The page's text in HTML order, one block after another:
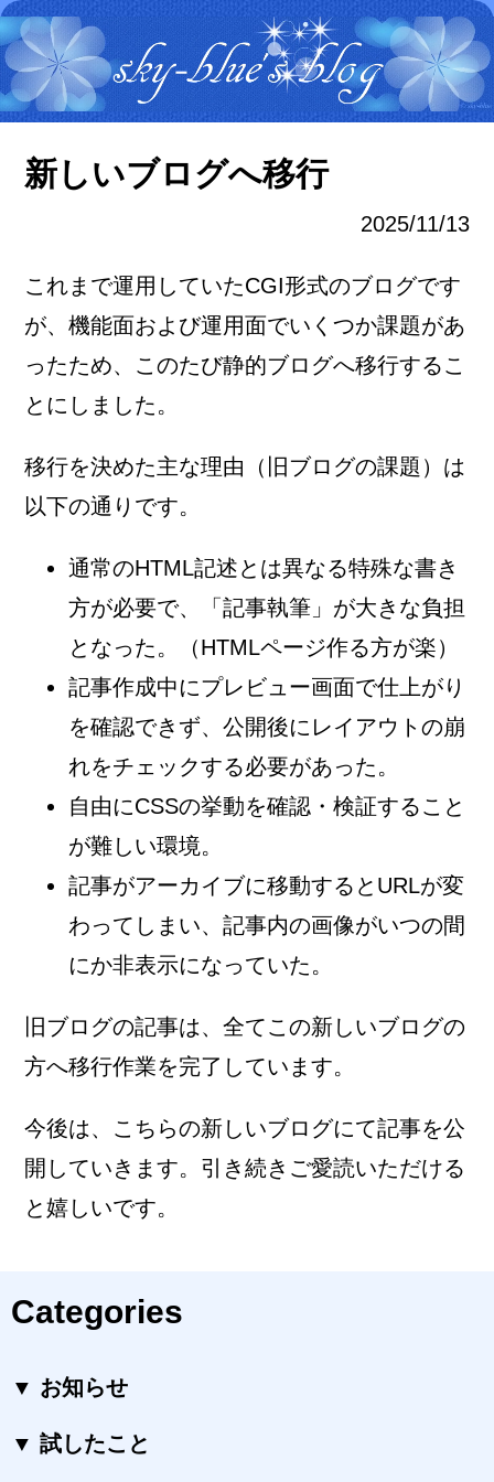
新しいブログへ移行
2025/11/13
これまで運用していたCGI形式のブログです
が、機能面および運用面でいくつか課題があ
ったため、このたび静的ブログへ移行するこ
とにしました。
移行を決めた主な理由（旧ブログの課題）は
以下の通りです。
通常のHTML記述とは異なる特殊な書き
方が必要で、「記事執筆」が大きな負担
となった。（HTMLページ作る方が楽）
記事作成中にプレビュー画面で仕上がり
を確認できず、公開後にレイアウトの崩
れをチェックする必要があった。
自由にCSSの挙動を確認・検証すること
が難しい環境。
記事がアーカイブに移動するとURLが変
わってしまい、記事内の画像がいつの間
にか非表示になっていた。
旧ブログの記事は、全てこの新しいブログの
方へ移行作業を完了しています。
今後は、こちらの新しいブログにて記事を公
開していきます。引き続きご愛読いただける
と嬉しいです。
Categories
▼ お知らせ
▼ 試したこと